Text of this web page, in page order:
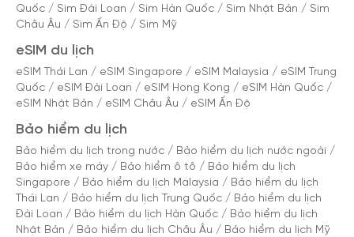
Quốc / Sim Đài Loan / Sim Hàn Quốc / Sim Nhật Bản / Sim
Châu Âu / Sim Ấn Độ / Sim Mỹ
eSIM du lịch
eSIM Thái Lan / eSIM Singapore / eSIM Malaysia / eSIM Trung
Quốc / eSIM Đài Loan / eSIM Hong Kong / eSIM Hàn Quốc /
eSIM Nhật Bản / eSIM Châu Âu / eSIM Ấn Độ
Bảo hiểm du lịch
Bảo hiểm du lịch trong nước / Bảo hiểm du lịch nước ngoài /
Bảo hiểm xe máy / Bảo hiểm ô tô / Bảo hiểm du lịch
Singapore / Bảo hiểm du lịch Malaysia / Bảo hiểm du lịch
Thái Lan / Bảo hiểm du lịch Trung Quốc / Bảo hiểm du lịch
Đài Loan / Bảo hiểm du lịch Hàn Quốc / Bảo hiểm du lịch
Nhật Bản / Bảo hiểm du lịch Châu Âu / Bảo hiểm du lịch Mỹ